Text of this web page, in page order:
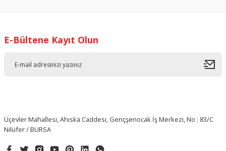
E-Bültene Kayıt Olun
Üçevler Mahallesi, Ahıska Caddesi, Gençşenocak İş Merkezi, No : 83/C
Nilüfer / BURSA